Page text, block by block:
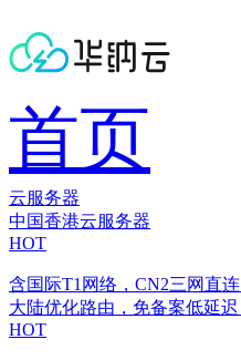
首页
云服务器
中国香港云服务器
HOT
含国际T1网络，CN2三网直连
大陆优化路由，免备案低延迟
HOT